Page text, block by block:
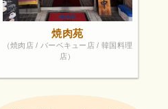
焼肉苑
（焼肉店 / バーベキュー店 / 韓国料理
店）